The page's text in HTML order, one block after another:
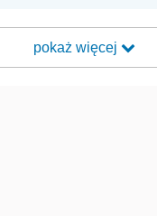
pokaż więcej